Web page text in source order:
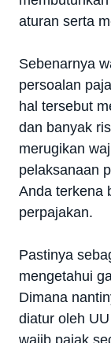
aturan serta
Sebenarnya
persoalan
hal tersebut
dan banyak
merugikan
pelaksanaan
Anda terkena
perpajakan.
Pastinya
mengetahui
Dimana
diatur oleh
wajib pajak